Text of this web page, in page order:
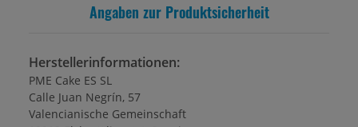
Angaben zur Produktsicherheit
Herstellerinformationen:
PME Cake ES SL
Calle Juan Negrín, 57
Valencianische Gemeinschaft